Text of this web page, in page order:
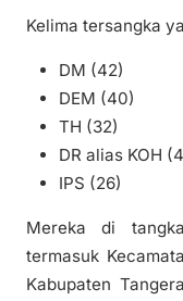
Kelima tersangka
DM (42)
DEM (40)
TH (32)
DR alias KOH
IPS (26)
Mereka di
termasuk
Kabupaten